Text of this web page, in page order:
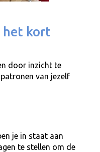
het kort
door inzicht te
van jezelf
je in staat aan
te stellen om de